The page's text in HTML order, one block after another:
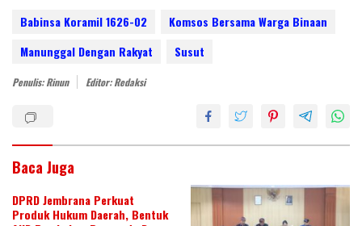
itt
er
k
e
dI
e
b
o
at
s
A
ar
e
Babinsa Koramil 1626-02
Komsos Bersama Warga Binaan
Manunggal Dengan Rakyat
Susut
Penulis: Rinun Editor: Redaksi
Baca Juga
DPRD Jembrana Perkuat
Produk Hukum Daerah, Bentuk